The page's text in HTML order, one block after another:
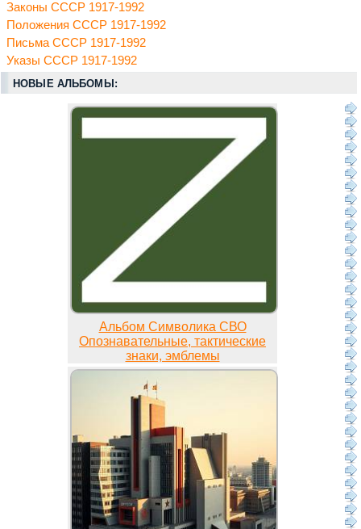
Законы СССР 1917-1992
Положения СССР 1917-1992
Письма СССР 1917-1992
Указы СССР 1917-1992
НОВЫЕ АЛЬБОМЫ:
Альбом Символика СВО
Опознавательные, тактические
знаки, эмблемы